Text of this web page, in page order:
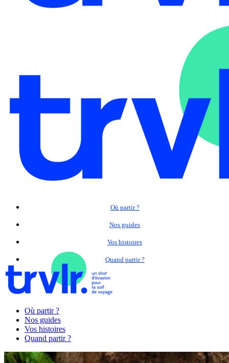
Où partir ?
Nos guides
Vos histoires
Quand partir ?
Où partir ?
Nos guides
Vos histoires
Quand partir ?